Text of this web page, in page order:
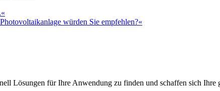
würden Sie empfehlen?«
Lösungen für Ihre Anwendung zu finden und schaffen sich